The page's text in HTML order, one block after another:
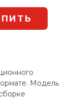
Модель